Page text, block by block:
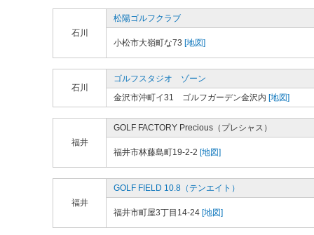
石川
松陽ゴルフクラブ
小松市大嶺町な73 [地図]
石川
ゴルフスタジオ ゾーン
金沢市沖町イ31 ゴルフガーデン金沢内 [地図]
福井
GOLF FACTORY Precious（プレシャス）
福井市林藤島町19-2-2 [地図]
福井
GOLF FIELD 10.8（テンエイト）
福井市町屋3丁目14-24 [地図]